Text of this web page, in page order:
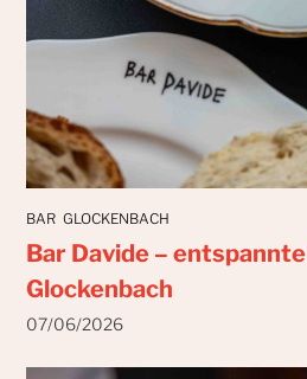
BAR GLOCKENBACH
Bar Davide –
Glockenbach
07/06/2026